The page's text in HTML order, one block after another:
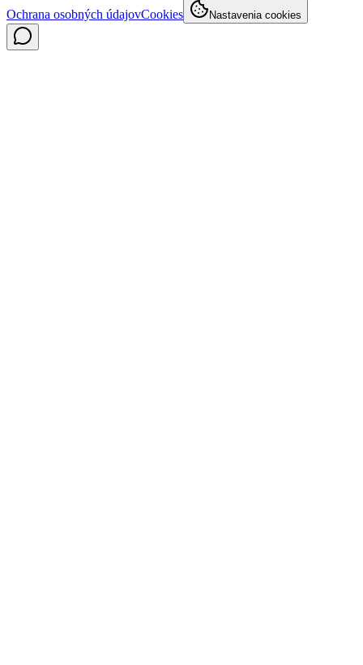
Ochrana osobných údajovCookies Nastavenia cookies